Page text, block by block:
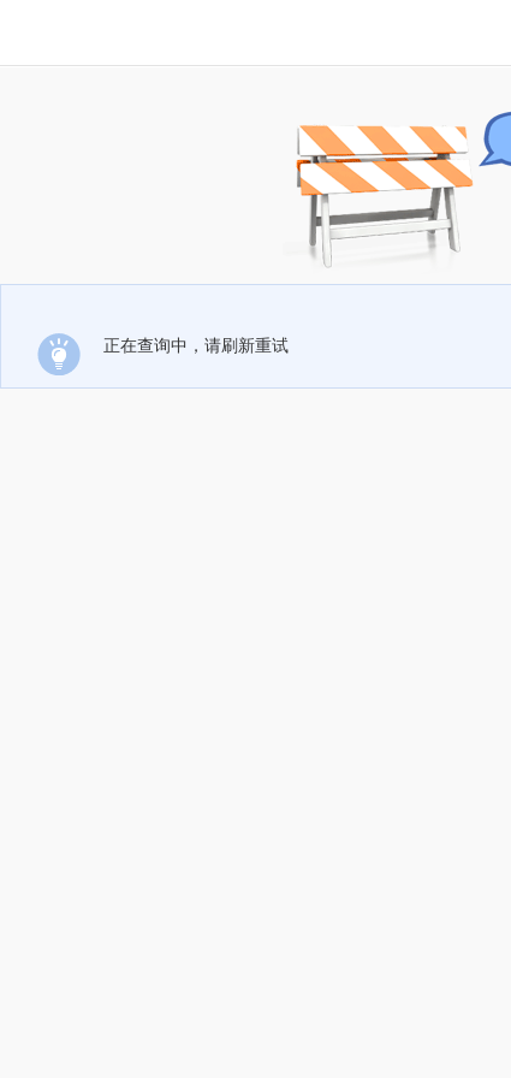
正在查询中，请刷新重试